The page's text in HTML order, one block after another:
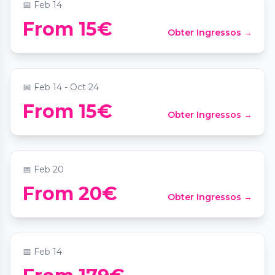
📅 Feb 14
From 15€ Obter Ingressos →
Butte
📍Parc Marcel Bleustein Blanchet dit Parc de la Turlure
📅 Feb 14 - Oct 24
From 15€ Obter Ingressos →
Apéro salsa & bachata pour célibataires
📍Okko Hotel Paris
📅 Feb 20
From 20€ Obter Ingressos →
du Diamant Bleu
📍2 Rue du Ranelagh
📅 Feb 14